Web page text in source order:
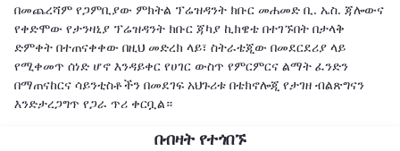
በመጨረሻም የጋምቢያው ምክትል ፕሬዝዳንት ክቡር መሐመድ ቢ. ኤስ. ጃሎውና
የቀድሞው የታንዛኒያ ፕሬዝዳንት ክቡር ጃካያ ኪክዌቴ በተገኙበት በታላቅ
ድምቀት በተጠናቀቀው በዚህ መድረክ ላይ፣ ስትራቴጂው በመደርደሪያ ላይ
የሚቀመጥ ሰነድ ሆኖ እንዳይቀር የሀገር ውስጥ የምርምርና ልማት ፈንድን
በማጠናከርና ሳይንቲስቶችን በመደገፍ አህጉሪቱ በቴክኖሎጂ የታገዘ ብልጽግናን
እንድታረጋግጥ የጋራ ጥሪ ቀርቧል።
በብዛት የተጎበኙ